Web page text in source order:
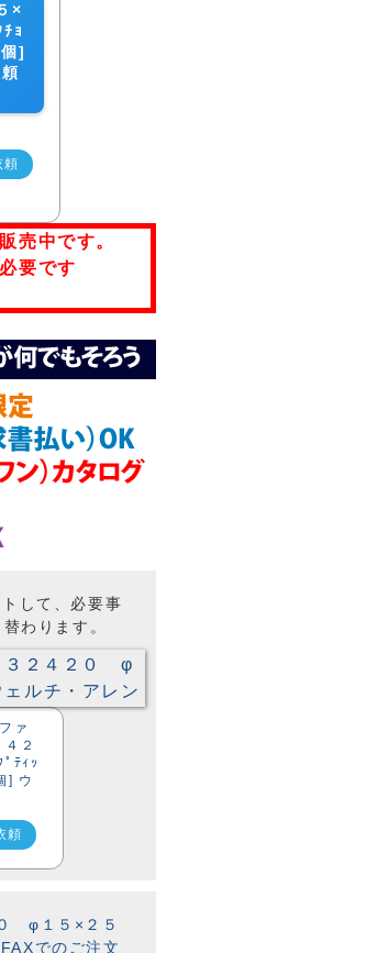
×
ｮ
]
頼
売中です。
要です
して、必要事
わります。
ァ
２
ﾃｨｯ
] ウ
頼
φ１５×２５
でのご注文